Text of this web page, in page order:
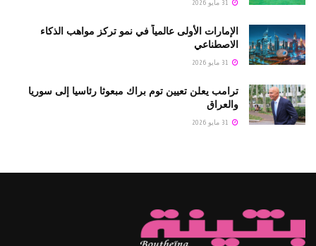
الإمارات الأولى عالمياً في نمو تركز مواهب الذكاء
الاصطناعي
ترامب يعلن تعيين توم براك مبعوثا رئاسيا إلى سوريا
والعراق